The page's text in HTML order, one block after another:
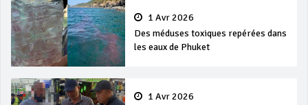
1 Avr 2026
Des méduses toxiques repérées dans
les eaux de Phuket
1 Avr 2026